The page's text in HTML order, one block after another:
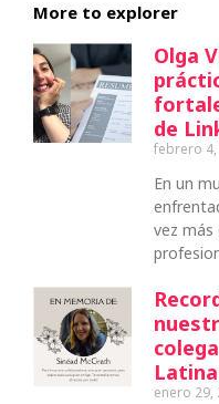
More to explorer
Olga
de
febrero
En un
vez
Latina
enero